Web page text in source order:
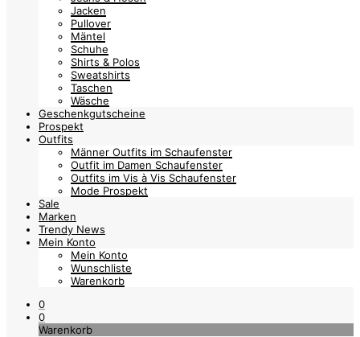
Jacken
Pullover
Mäntel
Schuhe
Shirts & Polos
Sweatshirts
Taschen
Wäsche
Geschenkgutscheine
Prospekt
Outfits
Männer Outfits im Schaufenster
Outfit im Damen Schaufenster
Outfits im Vis à Vis Schaufenster
Mode Prospekt
Sale
Marken
Trendy News
Mein Konto
Mein Konto
Wunschliste
Warenkorb
0
0
Warenkorb